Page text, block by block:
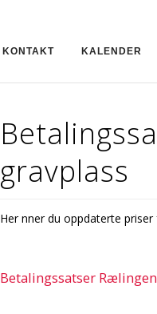
KONTAKT KALENDER
gravplass
Her finner du oppdaterte
Betalingssatser